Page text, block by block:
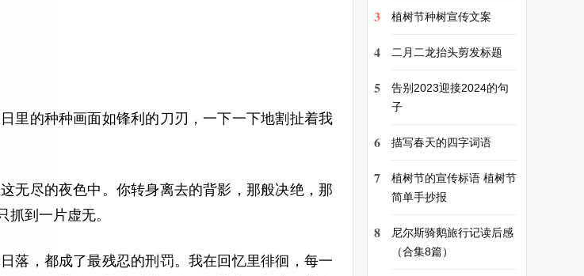
里的种种画面如锋利的刀刃，一下一下地割扯着我
无尽的夜色中。你转身离去的背影，那般决绝，那
到一片虚无。
落，都成了最残忍的刑罚。我在回忆里徘徊，每一
3 植树节种树宣传文案
4 二月二龙抬头剪发标题
5
告别2023迎接2024的句
子
6 描写春天的四字词语
7
植树节的宣传标语 植树节
简单手抄报
8
尼尔斯骑鹅旅行记读后感
（合集8篇）